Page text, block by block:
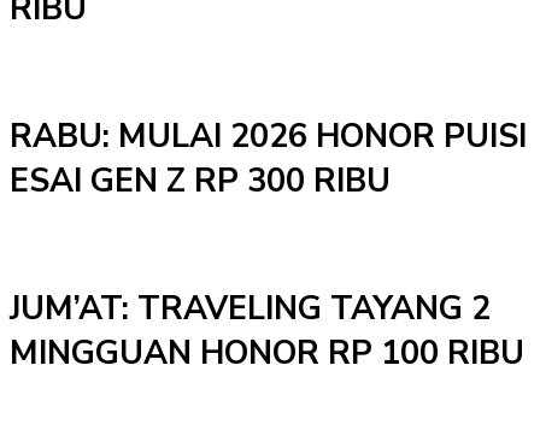
RIBU
RABU: MULAI 2026 HONOR PUISI
ESAI GEN Z RP 300 RIBU
JUM’AT: TRAVELING TAYANG 2
MINGGUAN HONOR RP 100 RIBU